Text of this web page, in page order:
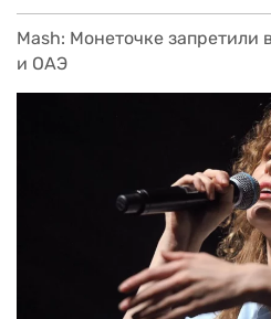
Mash: Монеточке
и ОАЭ